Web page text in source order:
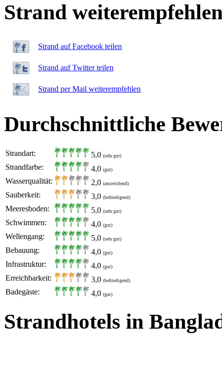
Strand
Strand auf Facebook teilen
Strand auf Twitter teilen
Strand per Mail weiterempfehlen
Durchschnittliche
Strandart: 5,0 (sehr gut)
Strandfarbe: 4,0 (gut)
Wasserqualität: 2,0 (ausreichend)
Sauberkeit: 3,0 (befriedigend)
Meeresboden: 5,0 (sehr gut)
Schwimmen: 4,0 (gut)
Wellengang: 5,0 (sehr gut)
Bebauung: 4,0 (gut)
Infrastruktur: 4,0 (gut)
Erreichbarkeit: 3,0 (befriedigend)
Badegäste: 4,0 (gut)
Strandhotels in